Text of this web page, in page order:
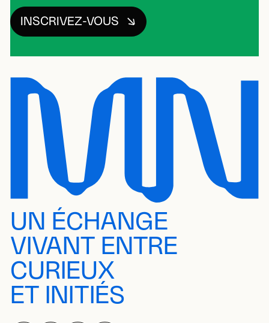
INSCRIVEZ-VOUS
UN ÉCHANGE
VIVANT ENTRE
CURIEUX
ET INITIÉS